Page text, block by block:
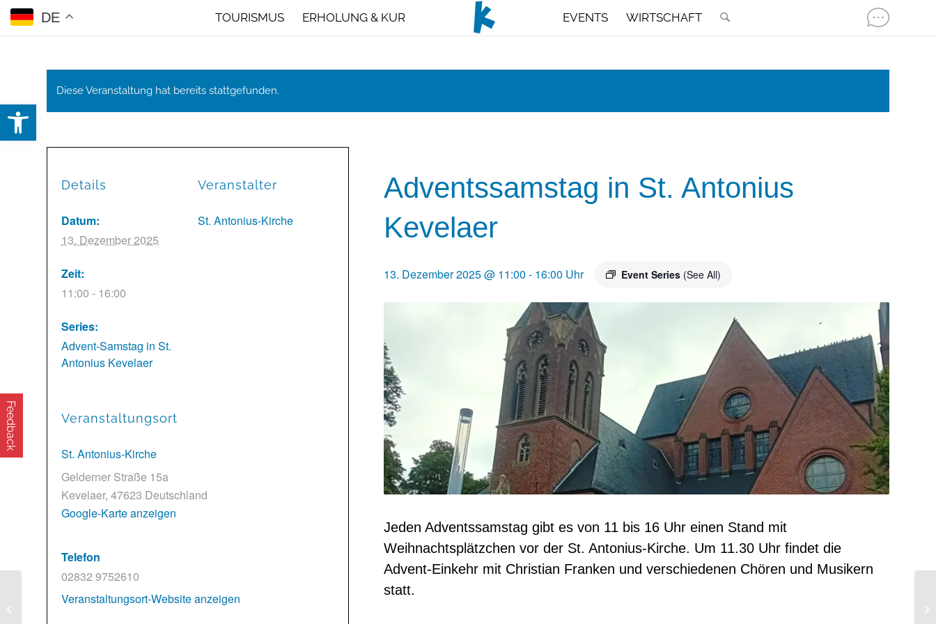
Open toolbar
Feedback
TOURISMUS ERHOLUNG & KUR EVENTS WIRTSCHAFT
Diese Veranstaltung hat bereits stattgefunden.
Adventssamstag in St. Antonius
Kevelaer
13. Dezember 2025 @ 11:00 - 16:00 Event Series (See All)
Jeden Adventssamstag gibt es von 11 bis 16 Uhr einen Stand mit
Weihnachtsplätzchen vor der St. Antonius-Kirche. Um 11.30 Uhr findet die
Advent-Einkehr mit Christian Franken und verschiedenen Chören und Musikern
statt.
Details
Datum:
13. Dezember 2025
Zeit:
11:00 - 16:00
Series:
Advent-Samstag in St.
Antonius Kevelaer
Veranstalter
St. Antonius-Kirche
Veranstaltungsort
St. Antonius-Kirche
Gelderner Straße 15a
Kevelaer, 47623 Deutschland
Google-Karte anzeigen
Telefon
02832 9752610
Veranstaltungsort-Website anzeigen
DE